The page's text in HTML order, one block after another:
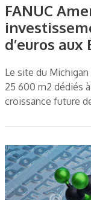
FANUC
d’euros
Le site du
25 600 m2 dédiés
croissance future